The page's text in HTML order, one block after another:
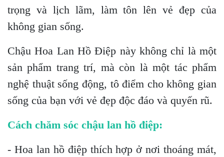
trọng và lịch lãm, làm tôn lên vẻ đẹp của
không gian sống.
Chậu Hoa Lan Hồ Điệp này không chỉ là một
sản phẩm trang trí, mà còn là một tác phẩm
nghệ thuật sống động, tô điểm cho không gian
sống của bạn với vẻ đẹp độc đáo và quyến rũ.
Cách chăm sóc chậu lan hồ điệp:
- Hoa lan hồ điệp thích hợp ở nơi thoáng mát,